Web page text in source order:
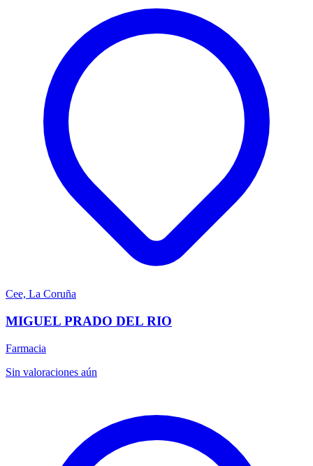
Cee, La Coruña
MIGUEL PRADO DEL RIO
Farmacia
Sin valoraciones aún